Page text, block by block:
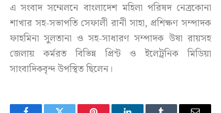
এ সংবাদ সম্মেলনে বাংলাদেশ মহিলা পরিষদ নেত্রকোনা
শাখার সহ-সভাপতি সেফালী রানী সাহা, প্রশিক্ষণ সম্পাদক
ফাহমিনা সুলতানা ও সহ-সাধারণ সম্পাদক উষা রায়সহ
জেলায় কর্মরত বিভিন্ন প্রিন্ট ও ইলেট্রনিক মিডিয়া
সাংবাদিকবৃন্দ উপস্থিত ছিলেন।